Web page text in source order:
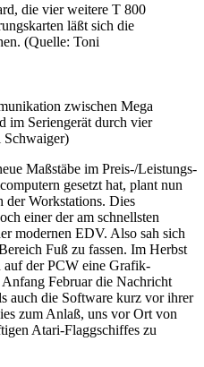
die vier weitere T 800
läßt sich die
(Quelle: Toni
zwischen Mega
im Seriengerät durch vier
Schwaiger)
Maßstäbe im Preis-/Leistungs-
gesetzt hat, plant nun
der Workstations. Dies
einer der am schnellsten
modernen EDV. Also sah sich
Fuß zu fassen. Im Herbst
auf der PCW eine Grafik-
Februar die Nachricht
auch die Software kurz vor ihrer
zum Anlaß, uns vor Ort von
Atari-Flaggschiffes zu